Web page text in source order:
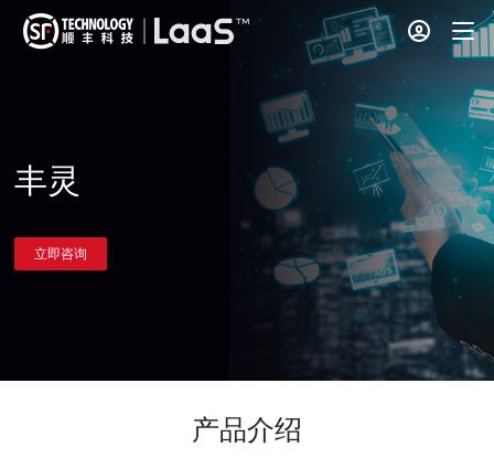
丰灵
立即咨询
产品介绍